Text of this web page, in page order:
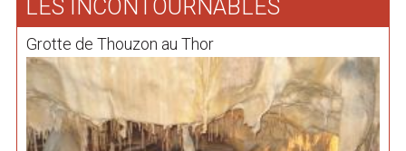
LES INCONTOURNABLES
Grotte de Thouzon au Thor